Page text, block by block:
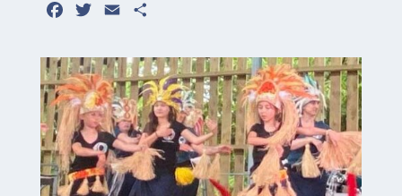
Facebook
Twitter
Email